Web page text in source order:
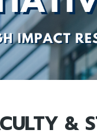
&